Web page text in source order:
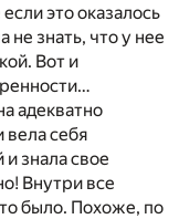
это оказалось
знать, что у нее
Вот и
адекватно
вела себя
знала свое
Внутри все
было. Похоже, по